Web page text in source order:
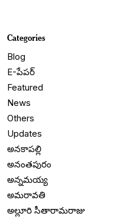
Categories
Blog
E-పేపర్
Featured
News
Others
Updates
అనకాపల్లి
అనంతపురం
అన్నమయ్య
అమరావతి
అల్లూరి సీతారామరాజు